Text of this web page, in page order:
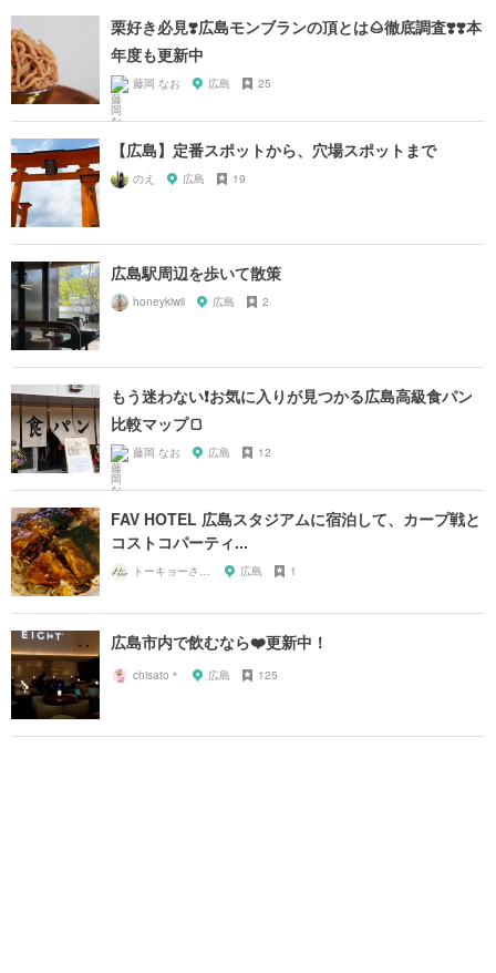
栗好き必見❣️広島モンブランの頂とは🌰徹底調査❣️❣️本
年度も更新中
藤岡 なお 広島 25
【広島】定番スポットから、穴場スポットまで
のえ 広島 19
広島駅周辺を歩いて散策
honeykiwii 広島 2
もう迷わない❗️お気に入りが見つかる広島高級食パン
比較マップ🍞
藤岡 なお 広島 12
FAV HOTEL 広島スタジアムに宿泊して、カープ戦と
コストコパーティ...
トーキョーさんぽ 広島 1
広島市内で飲むなら❤️更新中！
chisato＊ 広島 125